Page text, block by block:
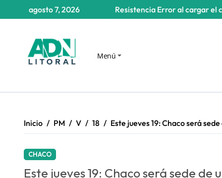
Resistencia Error al cargar el
agosto 7, 2026
Menú
Inicio PM V 18 Este jueves 19: Chaco será
CHACO
Este jueves 19: Chaco será sede